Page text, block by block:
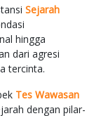
Sejarah
hingga
dari agresi
tercinta.
Tes Wawasan
dengan pilar-